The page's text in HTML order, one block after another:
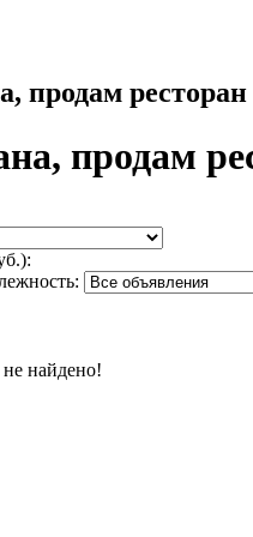
продам
продам
найдено!